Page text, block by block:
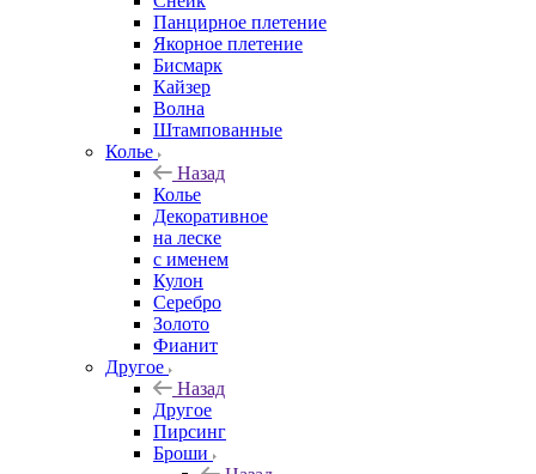
Панцирное плетение
Якорное плетение
Бисмарк
Кайзер
Волна
Штампованные
Колье
Назад
Колье
Декоративное
на леске
с именем
Кулон
Серебро
Золото
Фианит
Другое
Назад
Другое
Пирсинг
Броши